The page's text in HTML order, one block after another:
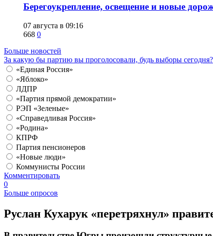
Берегоукрепление, освещение и новые
07 августа в 09:16
668 0
Больше новостей
За какую бы партию вы проголосовали, будь выборы сегодня?
«Единая Россия»
«Яблоко»
ЛДПР
«Партия прямой демократии»
РЭП «Зеленые»
«Справедливая Россия»
«Родина»
КПРФ
Партия пенсионеров
«Новые люди»
Коммунисты России
Комментировать
0
Больше опросов
Руслан Кухарук «перетряхнул»